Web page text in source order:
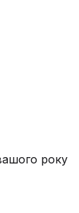
року